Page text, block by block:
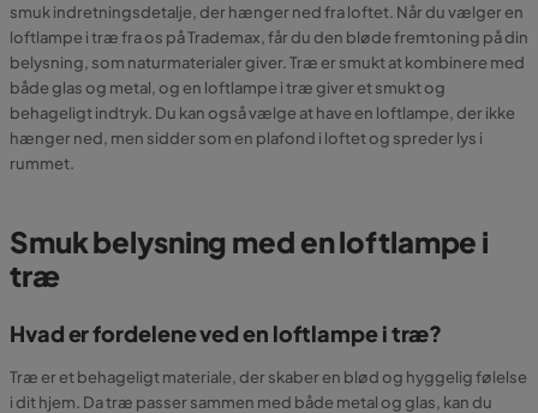
smuk indretningsdetalje, der hænger ned fra loftet. Når du vælger en
loftlampe i træ fra os på Trademax, får du den bløde fremtoning på din
belysning, som naturmaterialer giver. Træ er smukt at kombinere med
både glas og metal, og en loftlampe i træ giver et smukt og
behageligt indtryk. Du kan også vælge at have en loftlampe, der ikke
hænger ned, men sidder som en plafond i loftet og spreder lys i
rummet.
Smuk belysning med en loftlampe i
træ
Hvad er fordelene ved en loftlampe i træ?
Træ er et behageligt materiale, der skaber en blød og hyggelig følelse
i dit hjem. Da træ passer sammen med både metal og glas, kan du